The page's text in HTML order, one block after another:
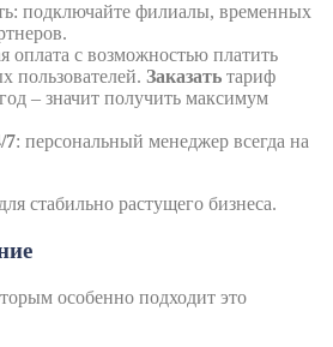
подключайте филиалы, временных
оплата с возможностью платить
пользователей. Заказать тариф
– значит получить максимум
7: персональный менеджер всегда на
стабильно растущего бизнеса.
особенно подходит это